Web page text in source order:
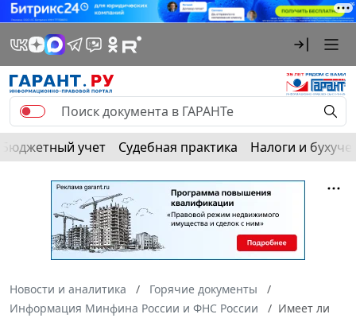
Бюджетный учет Судебная практика Налоги и
Новости и аналитика
Горячие документы
Информация Минфина России и ФНС России
Имеет ли